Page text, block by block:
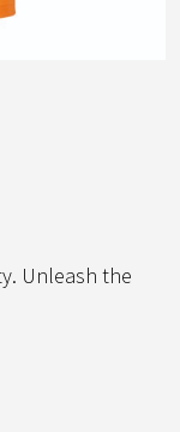
Unleash the